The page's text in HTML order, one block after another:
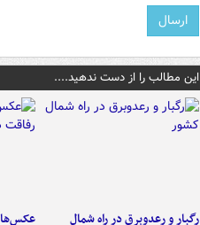
این مطالب را از دست ندهید....
رگبار و رعدوبرق در راه شمال